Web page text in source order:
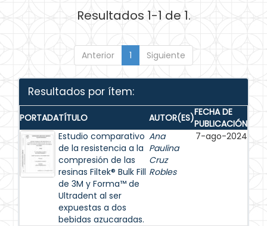
Resultados 1-1 de 1.
Anterior 1 Siguiente
Resultados por ítem:
PORTADATÍTULO AUTOR(ES)FECHA DE
PUBLICACIÓN
Estudio comparativo
de la resistencia a la
compresión de las
resinas Filtek® Bulk Fill
de 3M y Forma™ de
Ultradent al ser
expuestas a dos
bebidas azucaradas.
Ana
Paulina
Cruz
Robles
7-ago-2024